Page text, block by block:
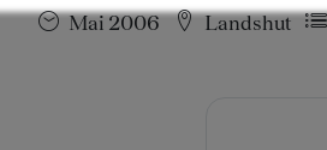
Mai 2006 Landshut